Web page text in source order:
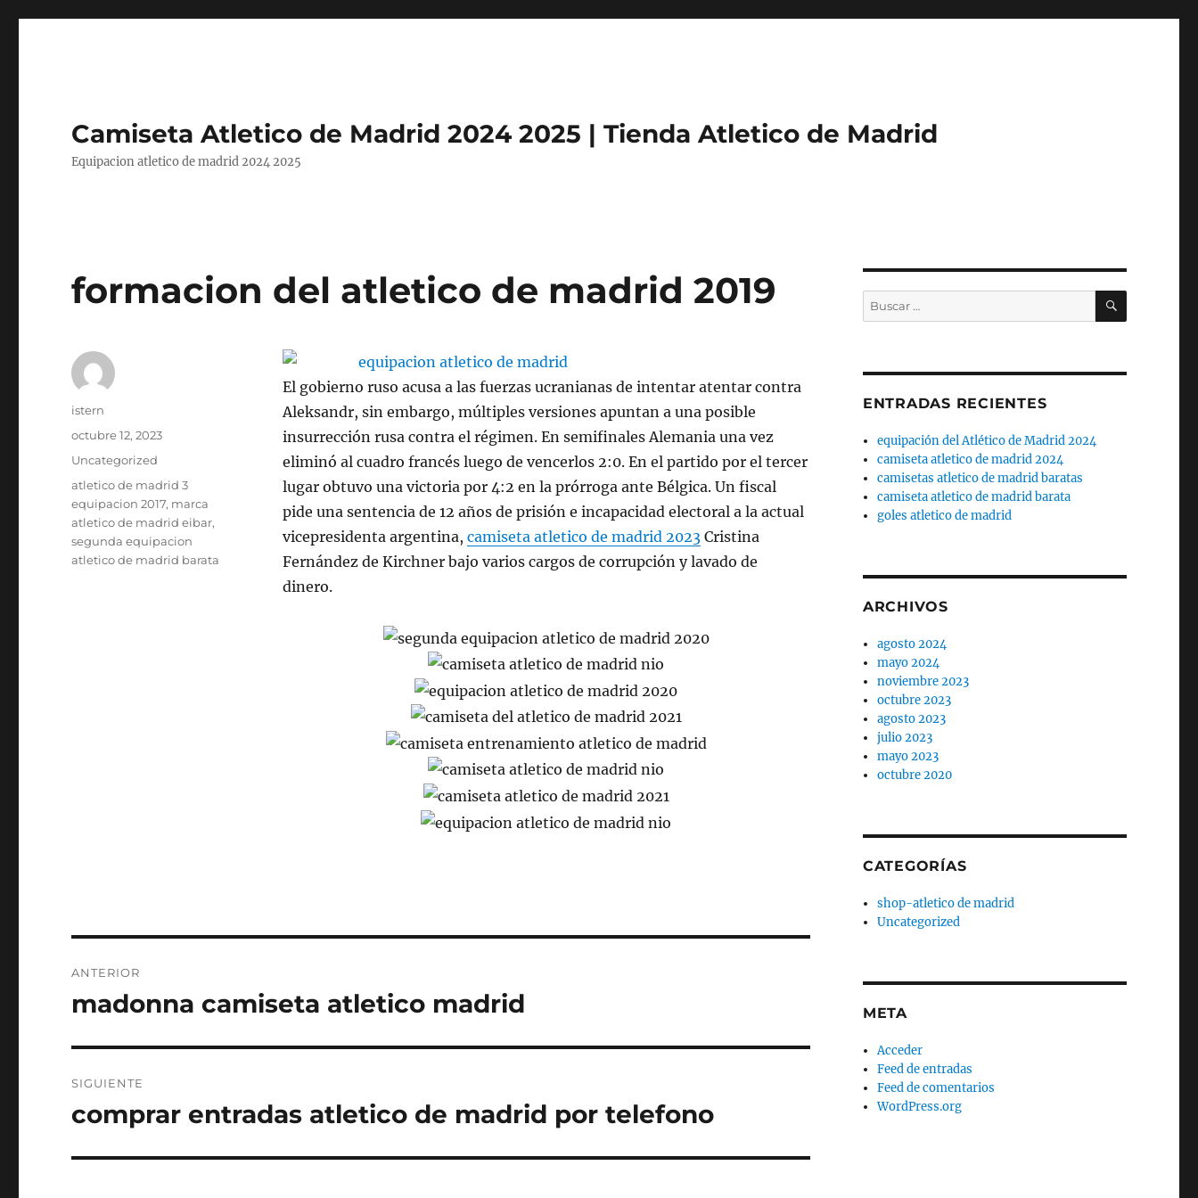
Camiseta Atletico de Madrid 2024 2025 | Tienda Atletico de Madrid
Equipacion atletico de madrid 2024 2025
formacion del atletico de madrid 2019
El gobierno ruso acusa a las fuerzas ucranianas de intentar atentar contra
Aleksandr, sin embargo, múltiples versiones apuntan a una posible
insurrección rusa contra el régimen. En semifinales Alemania una vez
eliminó al cuadro francés luego de vencerlos 2:0. En el partido por el tercer
lugar obtuvo una victoria por 4:2 en la prórroga ante Bélgica. Un fiscal
pide una sentencia de 12 años de prisión e incapacidad electoral a la actual
vicepresidenta argentina, camiseta atletico de madrid 2023Cristina
Fernández de Kirchner bajo varios cargos de corrupción y lavado de
dinero.
Autor
istern
Publicado
octubre 12, 2023
Categorías
Uncategorized
Etiquetas
atletico de madrid 3
equipacion 2017, marca
atletico de madrid eibar,
segunda equipacion
atletico de madrid barata
de
ANTERIOR
Entrada
madonna camiseta atletico madrid
SIGUIENTE
Entrada
comprar entradas atletico de madrid por telefono
Buscar
por:
BUSCAR
ENTRADAS RECIENTES
equipación del Atlético de Madrid 2024
camiseta atletico de madrid 2024
camisetas atletico de madrid baratas
camiseta atletico de madrid barata
goles atletico de madrid
ARCHIVOS
agosto 2024
mayo 2024
noviembre 2023
octubre 2023
agosto 2023
julio 2023
mayo 2023
octubre 2020
CATEGORÍAS
shop-atletico de madrid
Uncategorized
META
Acceder
Feed de entradas
Feed de comentarios
WordPress.org